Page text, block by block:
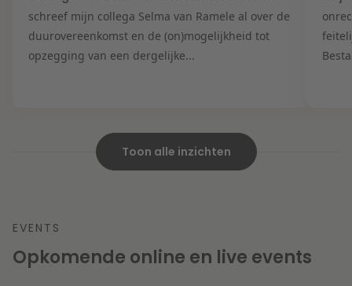
schreef mijn collega Selma van Ramele al over de
duurovereenkomst en de (on)mogelijkheid tot
opzegging van een dergelijke...
Toon alle inzichten
EVENTS
Opkomende online en live events